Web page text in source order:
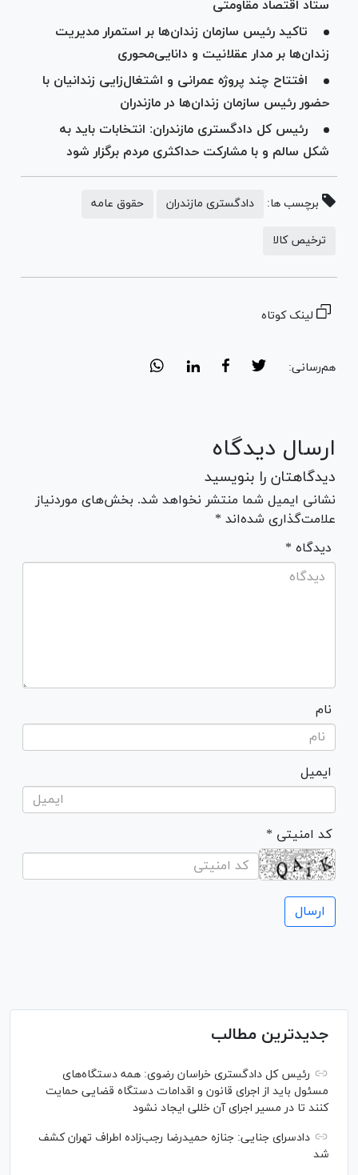
ستاد اقتصاد مقاومتی
تاکید رئیس سازمان زندان‌ها بر استمرار مدیریت
زندان‌ها بر مدار عقلانیت و دانایی‌محوری
افتتاح چند پروژه عمرانی و اشتغال‌زایی زندانیان با
حضور رئیس سازمان زندان‌ها در مازندران
رئیس کل دادگستری مازندران: انتخابات باید به
شکل سالم و با مشارکت حداکثری مردم برگزار شود
برچسب ها: دادگستری مازندران حقوق عامه
ترخیص کالا
لینک کوتاه
هم‌رسانی:
ارسال دیدگاه
دیدگاهتان را بنویسید
نشانی ایمیل شما منتشر نخواهد شد. بخش‌های موردنیاز
علامت‌گذاری شده‌اند *
* دیدگاه
نام
ایمیل
* کد امنیتی
جدیدترین مطالب
رئیس کل دادگستری خراسان رضوی: همه دستگاه‌های
مسئول باید از اجرای قانون و اقدامات دستگاه قضایی حمایت
کنند تا در مسیر اجرای آن خللی ایجاد نشود
دادسرای جنایی: جنازه حمیدرضا رجب‌زاده اطراف تهران کشف
شد